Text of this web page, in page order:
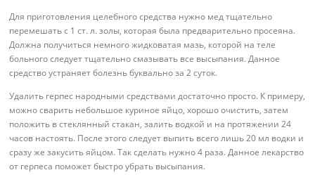
Для приготовления целебного средства нужно мед тщательно
перемешать с 1 ст. л. золы, которая была предварительно просеяна.
Должна получиться немного жидковатая мазь, которой на теле
больного следует тщательно смазывать все высыпания. Данное
средство устраняет болезнь буквально за 2 суток.
Удалить герпес народными средствами достаточно просто. К примеру,
можно сварить небольшое куриное яйцо, хорошо очистить, затем
положить в стеклянный стакан, залить водкой и на протяжении 24
часов настоять. После этого следует выпить всего лишь 20 мл водки и
сразу же закусить яйцом. Так сделать нужно 4 раза. Данное лекарство
от герпеса поможет быстро убрать высыпания.